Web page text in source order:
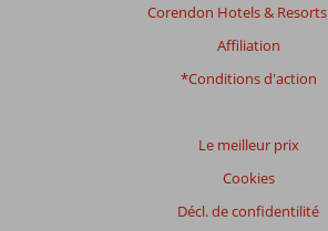
Corendon Hotels & Resorts
Affiliation
*Conditions d'action
Le meilleur prix
Cookies
Décl. de confidentilité